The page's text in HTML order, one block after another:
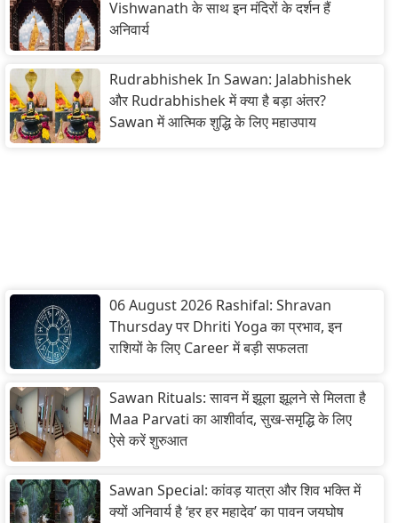
Vishwanath के साथ इन मंदिरों के दर्शन हैं
अनिवार्य
Rudrabhishek In Sawan: Jalabhishek
और Rudrabhishek में क्या है बड़ा अंतर?
Sawan में आत्मिक शुद्धि के लिए महाउपाय
06 August 2026 Rashifal: Shravan
Thursday पर Dhriti Yoga का प्रभाव, इन
राशियों के लिए Career में बड़ी सफलता
Sawan Rituals: सावन में झूला झूलने से मिलता है
Maa Parvati का आशीर्वाद, सुख-समृद्धि के लिए
ऐसे करें शुरुआत
Sawan Special: कांवड़ यात्रा और शिव भक्ति में
क्यों अनिवार्य है ‘हर हर महादेव’ का पावन जयघोष